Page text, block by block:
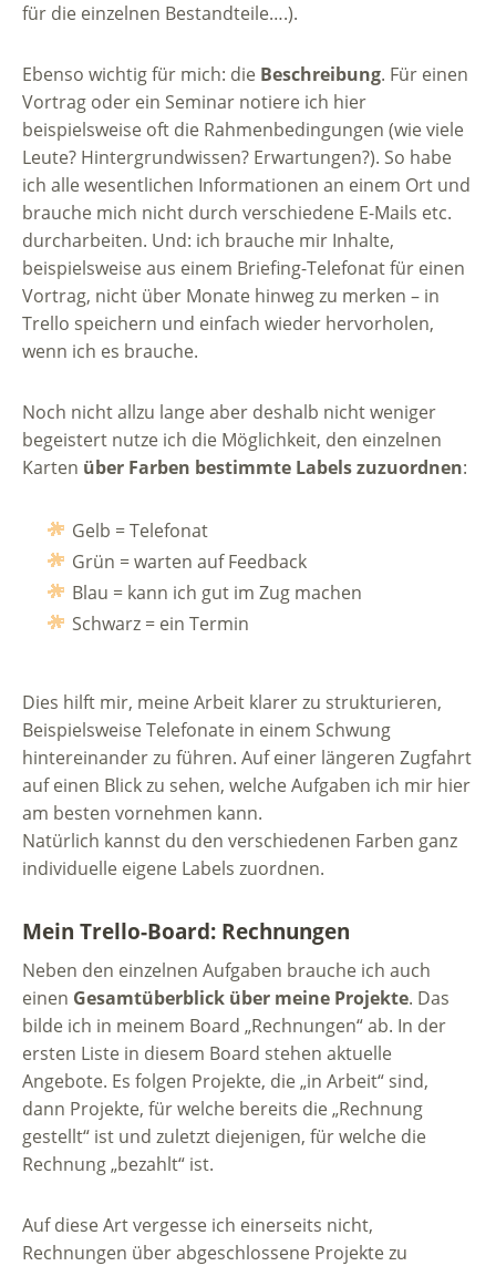
für die einzelnen Bestandteile….).
Ebenso wichtig für mich: die Beschreibung. Für einen
Vortrag oder ein Seminar notiere ich hier
beispielsweise oft die Rahmenbedingungen (wie viele
Leute? Hintergrundwissen? Erwartungen?). So habe
ich alle wesentlichen Informationen an einem Ort und
brauche mich nicht durch verschiedene E-Mails etc.
durcharbeiten. Und: ich brauche mir Inhalte,
beispielsweise aus einem Briefing-Telefonat für einen
Vortrag, nicht über Monate hinweg zu merken – in
Trello speichern und einfach wieder hervorholen,
wenn ich es brauche.
Noch nicht allzu lange aber deshalb nicht weniger
begeistert nutze ich die Möglichkeit, den einzelnen
Karten über Farben bestimmte Labels zuzuordnen:
Gelb = Telefonat
Grün = warten auf Feedback
Blau = kann ich gut im Zug machen
Schwarz = ein Termin
Dies hilft mir, meine Arbeit klarer zu strukturieren,
Beispielsweise Telefonate in einem Schwung
hintereinander zu führen. Auf einer längeren Zugfahrt
auf einen Blick zu sehen, welche Aufgaben ich mir hier
am besten vornehmen kann.
Natürlich kannst du den verschiedenen Farben ganz
individuelle eigene Labels zuordnen.
Mein Trello-Board: Rechnungen
Neben den einzelnen Aufgaben brauche ich auch
einen Gesamtüberblick über meine Projekte. Das
bilde ich in meinem Board „Rechnungen“ ab. In der
ersten Liste in diesem Board stehen aktuelle
Angebote. Es folgen Projekte, die „in Arbeit“ sind,
dann Projekte, für welche bereits die „Rechnung
gestellt“ ist und zuletzt diejenigen, für welche die
Rechnung „bezahlt“ ist.
Auf diese Art vergesse ich einerseits nicht,
Rechnungen über abgeschlossene Projekte zu